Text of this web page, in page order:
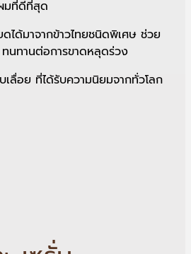
มที่ดีที่สุด
ได้มาจากข้าวไทยชนิดพิเศษ ช่วย
นทานต่อการขาดหลุดร่วง
เลื่อย ที่ได้รับความนิยมจากทั่วโลก